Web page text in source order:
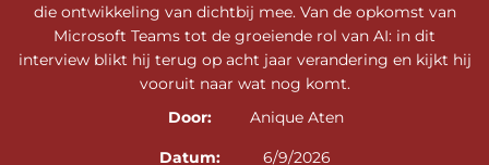
die ontwikkeling van dichtbij mee. Van de opkomst van
Microsoft Teams tot de groeiende rol van AI: in dit
interview blikt hij terug op acht jaar verandering en kijkt hij
vooruit naar wat nog komt.
Door:
Anique Aten
Datum: 6/9/2026